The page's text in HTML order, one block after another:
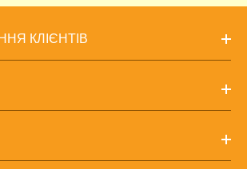
КЛІЄНТІВ